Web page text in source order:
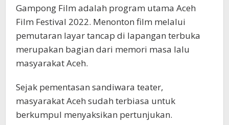
Gampong Film adalah program utama Aceh
Film Festival 2022. Menonton film melalui
pemutaran layar tancap di lapangan terbuka
merupakan bagian dari memori masa lalu
masyarakat Aceh.
Sejak pementasan sandiwara teater,
masyarakat Aceh sudah terbiasa untuk
berkumpul menyaksikan pertunjukan.